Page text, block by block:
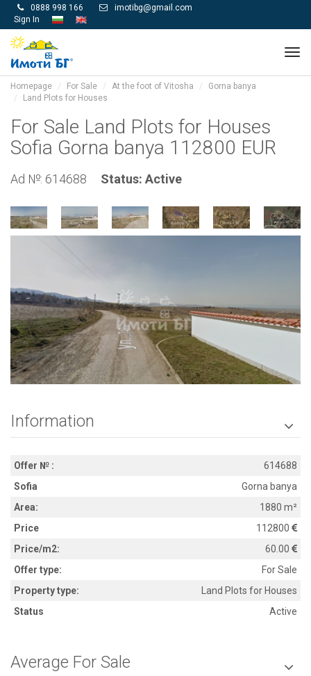
 0888 998 166 
imotibg@gmail.com
Sign In
Homepage For Sale At the foot of Vitosha
Gorna banya
Land Plots for Houses
For Sale Land Plots for Houses
Sofia Gorna banya 112800 EUR
Ad №: 614688 Status: Active
Information 
Offer № :
614688
Sofia
Gorna banya
Area:
1880 m²
Price
112800
Price/m2:
60.00
Offer type:
For Sale
Property type:
Land Plots for Houses
Status
Active
Average For Sale 